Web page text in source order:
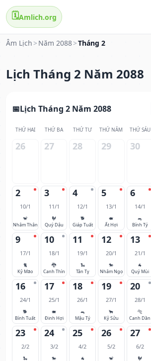
🗓️Amlich.org
Âm Lịch > Năm 2088>Tháng 2
Lịch Tháng 2 Năm 2088
Lịch Tháng 2 Năm 2088
THỨ HAI THỨ BA THỨ TƯ THỨ NĂM THỨ SÁU
26 27 28 29 30
2
10/1
🐒
Nhâm Thân
3
11/1
🐓
Quý Dậu
4
12/1
🐕
Giáp Tuất
5
13/1
🐖
Ất Hợi
6
14/1
🐀
Bính Tý
9
17/1
🐈
Kỷ Mão
10
18/1
🐉
Canh Thìn
11
19/1
🐍
Tân Tỵ
12
20/1
🐎
Nhâm Ngọ
13
21/1
🐐
Quý Mùi
16
24/1
🐕
Bính Tuất
17
25/1
🐖
Đinh Hợi
18
26/1
🐀
Mậu Tý
19
27/1
🐂
Kỷ Sửu
20
28/1
🐅
Canh Dần
23
2/2
🐍
24
3/2
🐎
25
4/2
🐐
26
5/2
🐒
27
6/2
🐓